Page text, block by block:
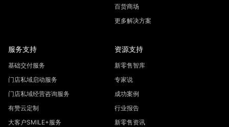
百货商场
更多解决方案
服务支持
基础交付服务
门店私域启动服务
门店私域经营咨询服务
有赞云定制
大客户SMILE+服务
资源支持
新零售智库
专家说
成功案例
行业报告
新零售资讯